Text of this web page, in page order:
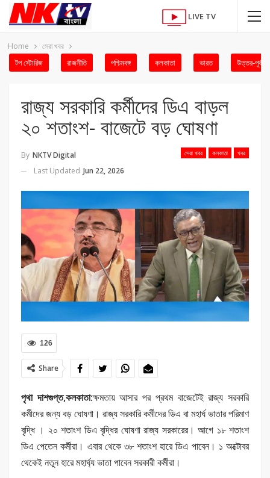
LIVE TV
Home সেরা খবর
টপ স্টোরিজ রাজনীতি পশ্চিমবঙ্গ কলকাতা ভারত উত্তর-পূর্ব
রাজ্য সরকারি কর্মীদের ডিএ বাড়ল
২০ শতাংশ- বাজেটে বড় ঘোষণা
সেরা খবর কলকাতা খবর
By NKTV Digital
Last Updated Jun 22, 2026
126
Share
পৃথা দাশগুপ্ত,কলকাতা:ক্ষমতায় আসার পর প্রথম বাজেটেই রাজ্য সরকারি
কর্মীদের জন্য বড় ঘোষণা। রাজ্য সরকারি কর্মীদের ডিএ বা মহার্ঘ ভাতার পরিমাণ
বৃদ্ধি । ২০ শতাংশ ডিএ বৃদ্ধির ঘোষণা রাজ্য সরকারের। আগে ১৮ শতাংশ
ডিএ পেতেন কর্মীরা। এবার থেকে ৩৮ শতাংশ হারে ডিএ পাবেন। ১ অক্টোবর
থেকেই নতুন হারে মহার্ঘ্য ভাতা পাবেন সরকারী কর্মীরা।